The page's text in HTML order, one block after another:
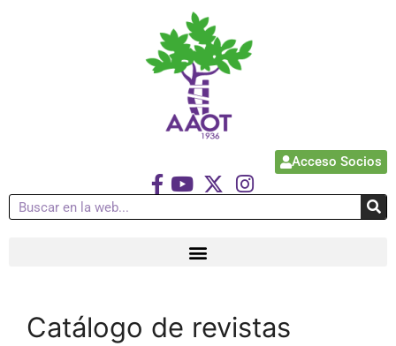
Acceso Socios
Catálogo de revistas